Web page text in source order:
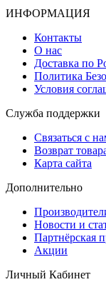
ИНФОРМАЦИЯ
Контакты
О нас
Доставка по
Политика
Условия
Служба поддержки
Связаться с
Возврат
Карта сайта
Дополнительно
Новости и
Партнёрская
Акции
Личный Кабинет